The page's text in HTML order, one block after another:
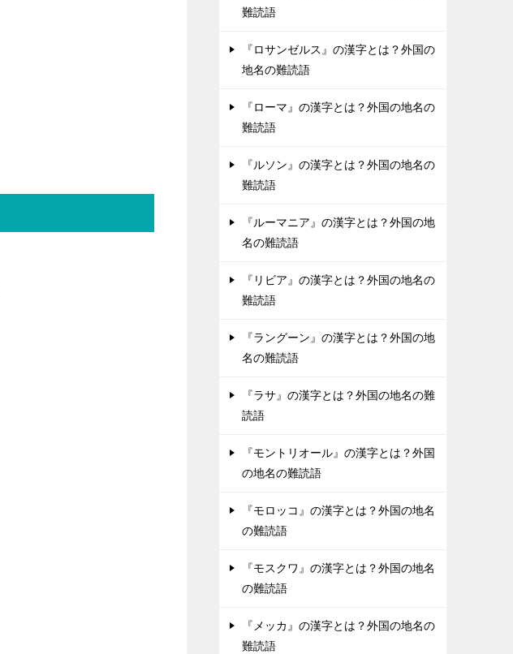
難読語
『ロサンゼルス』の漢字とは？外国の
地名の難読語
『ローマ』の漢字とは？外国の地名の
難読語
『ルソン』の漢字とは？外国の地名の
難読語
『ルーマニア』の漢字とは？外国の地
名の難読語
『リビア』の漢字とは？外国の地名の
難読語
『ラングーン』の漢字とは？外国の地
名の難読語
『ラサ』の漢字とは？外国の地名の難
読語
『モントリオール』の漢字とは？外国
の地名の難読語
『モロッコ』の漢字とは？外国の地名
の難読語
『モスクワ』の漢字とは？外国の地名
の難読語
『メッカ』の漢字とは？外国の地名の
難読語